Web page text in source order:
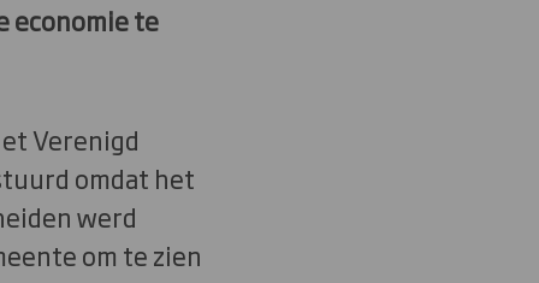
economie te
Verenigd
omdat het
werd
om te zien